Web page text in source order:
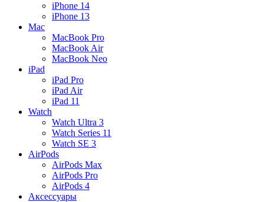
iPhone 14
iPhone 13
Mac
MacBook Pro
MacBook Air
MacBook Neo
iPad
iPad Pro
iPad Air
iPad 11
Watch
Watch Ultra 3
Watch Series 11
Watch SE 3
AirPods
AirPods Max
AirPods Pro
AirPods 4
Аксессуары